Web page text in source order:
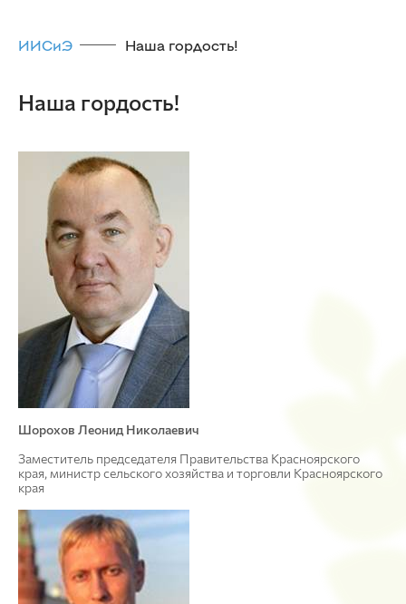
ИИСиЭ Наша гордость!
Наша гордость!
Шорохов Леонид Николаевич
Заместитель председателя Правительства Красноярского
края, министр сельского хозяйства и торговли Красноярского
края